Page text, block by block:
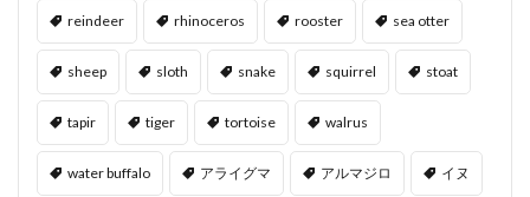
reindeer rhinoceros rooster sea otter
sheep sloth snake squirrel stoat
tapir tiger tortoise walrus
water buffalo アライグマ アルマジロ イヌ